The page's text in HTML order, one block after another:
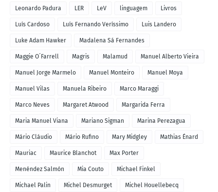
Leonardo Padura LER LeV linguagem Livros
Luís Cardoso Luís Fernando Veríssimo Luis Landero
Luke Adam Hawker Madalena Sá Fernandes
Maggie O´Farrell Magris Malamud Manuel Alberto Vieira
Manuel Jorge Marmelo Manuel Monteiro Manuel Moya
Manuel Vilas Manuela Ribeiro Marco Maraggi
Marco Neves Margaret Atwood Margarida Ferra
Maria Manuel Viana Mariano Sigman Marina Perezagua
Mário Cláudio Mário Rufino Mary Midgley Mathias Énard
Mauriac Maurice Blanchot Max Porter
Menéndez Salmón Mia Couto Michael Finkel
Michael Palin Michel Desmurget Michel Houellebecq